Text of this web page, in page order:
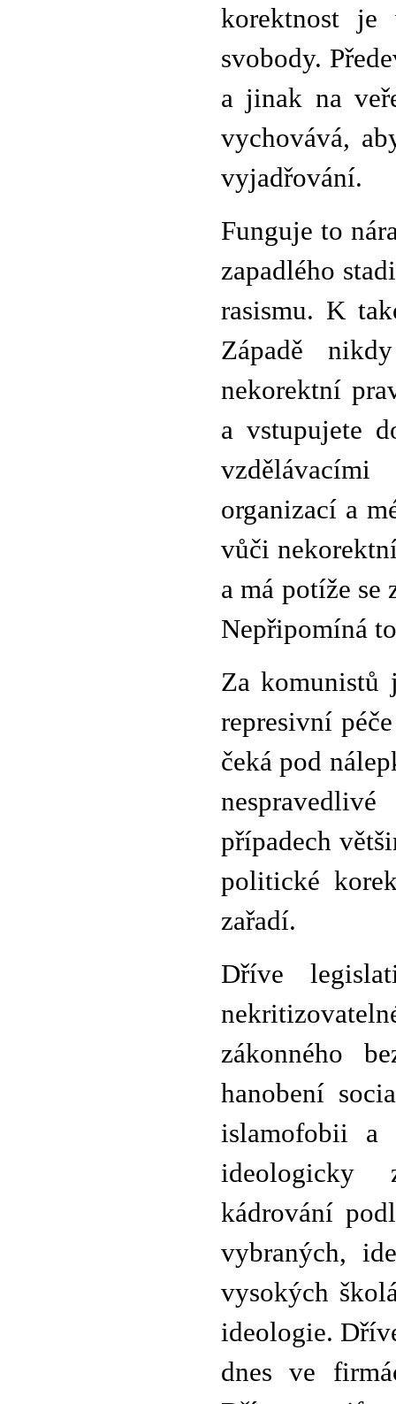
korektnost je
svobody.
a jinak na
vychovává,
vyjadřování.
Funguje to
zapadlého
rasismu. K
Západě
nekorektní
a vstupujete
organizací a
vůči
a má potíže
Nepřipomíná
Za komunistů
represivní
čeká pod
případech
politické
zařadí.
Dříve
zákonného
hanobení
islamofobii a
ideologicky
kádrování
vybraných,
vysokých
ideologie.
dnes ve